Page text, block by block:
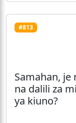
#813
Samahan,
na dalili za
ya kiuno?